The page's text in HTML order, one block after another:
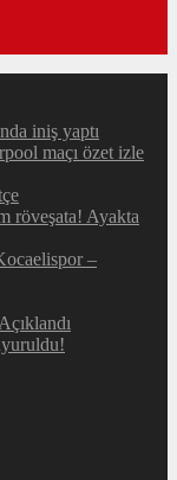
iniş yaptı
maçı özet izle
röveşata! Ayakta
–